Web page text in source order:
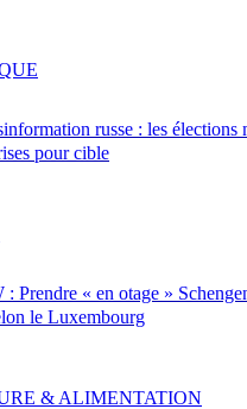
russe : les élections
pour cible
Prendre « en otage »
le Luxembourg
& ALIMENTATION